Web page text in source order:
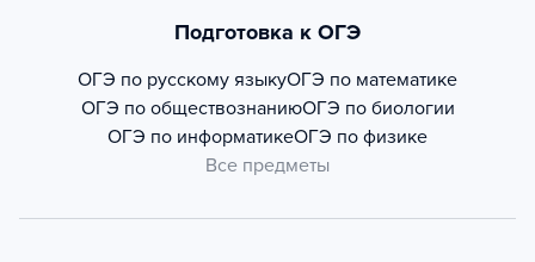
Подготовка к ОГЭ
ОГЭ по русскому языкуОГЭ по математике
ОГЭ по обществознаниюОГЭ по биологии
ОГЭ по информатикеОГЭ по физике
Все предметы